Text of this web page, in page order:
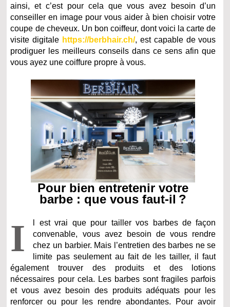
ainsi, et c’est pour cela que vous avez besoin d’un
conseiller en image pour vous aider à bien choisir votre
coupe de cheveux. Un bon coiffeur, dont voici la carte de
visite digitale https://berbhair.ch/, est capable de vous
prodiguer les meilleurs conseils dans ce sens afin que
vous ayez une coiffure propre à vous.
Pour bien entretenir votre
barbe : que vous faut-il ?
I
l est vrai que pour tailler vos barbes de façon
convenable, vous avez besoin de vous rendre
chez un barbier. Mais l’entretien des barbes ne se
limite pas seulement au fait de les tailler, il faut
également trouver des produits et des lotions
nécessaires pour cela. Les barbes sont fragiles parfois
et vous avez besoin des produits adéquats pour les
renforcer ou pour les rendre abondantes. Pour avoir